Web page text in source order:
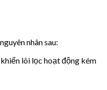
nhân sau:
lõi lọc hoạt động kém